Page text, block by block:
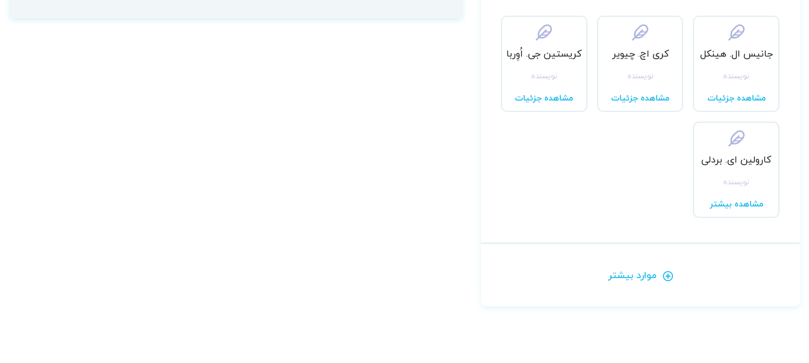
جانیس ال. هینکل
نویسنده
مشاهده جزئیات
کری اچ. چیویر
نویسنده
مشاهده جزئیات
کریستین جی. اُوِربا
نویسنده
مشاهده جزئیات
کارولین ای. بردلی
نویسنده
مشاهده بیشتر
موارد بیشتر